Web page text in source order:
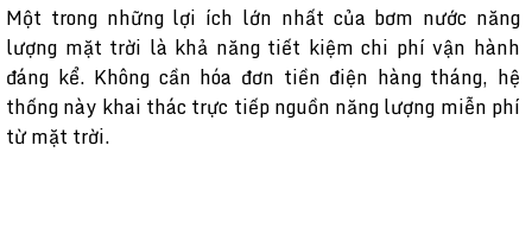
Một trong những lợi ích lớn nhất của bơm nước năng
lượng mặt trời là khả năng tiết kiệm chi phí vận hành
đáng kể. Không cần hóa đơn tiền điện hàng tháng, hệ
thống này khai thác trực tiếp nguồn năng lượng miễn phí
từ mặt trời.